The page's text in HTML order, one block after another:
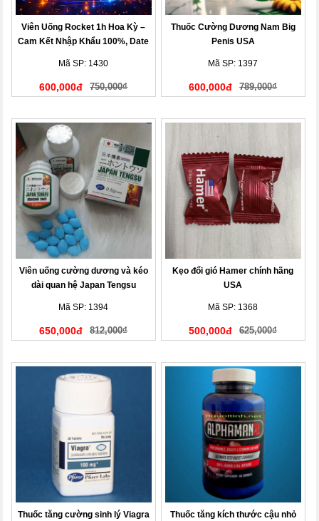
Viên Uống Rocket 1h Hoa Kỳ –
Cam Kết Nhập Khẩu 100%, Date
Mã SP: 1430
600,000đ 750,000₫
Thuốc Cường Dương Nam Big
Penis USA
Mã SP: 1397
600,000đ 789,000₫
Viên uống cường dương và kéo
dài quan hệ Japan Tengsu
Mã SP: 1394
650,000đ 812,000₫
Kẹo đổi gió Hamer chính hãng
USA
Mã SP: 1368
500,000đ 625,000₫
Thuốc tăng cường sinh lý Viagra
Thuốc tăng kích thước cậu nhỏ